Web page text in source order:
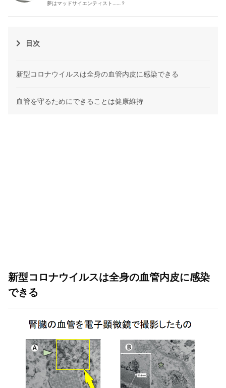
夢はマッドサイエンティスト……？
目次
新型コロナウイルスは全身の血管内皮に感染できる
血管を守るためにできることは健康維持
新型コロナウイルスは全身の血管内皮に感染
できる